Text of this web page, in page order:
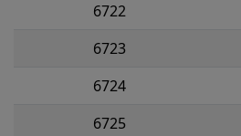
6722
6723
6724
6725